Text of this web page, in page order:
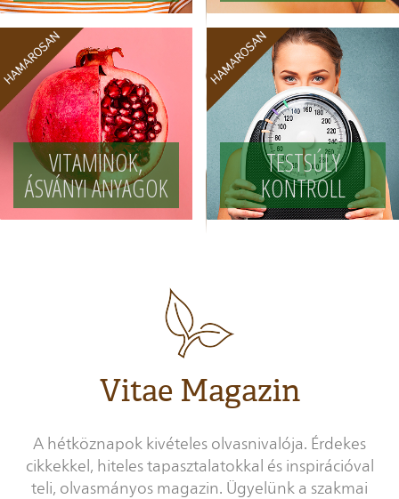
VITAMINOK,
ÁSVÁNYI ANYAGOK
TESTSÚLY
KONTROLL
Vitae Magazin
A hétköznapok kivételes olvasnivalója. Érdekes
cikkekkel, hiteles tapasztalatokkal és inspirációval
teli, olvasmányos magazin. Ügyelünk a szakmai